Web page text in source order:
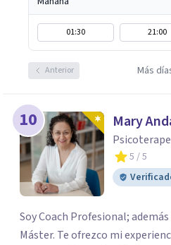
01:30 21:00
Anterior Más
10 Mary
5 / 5
Soy Coach Profesional;
Máster. Te ofrezco mi